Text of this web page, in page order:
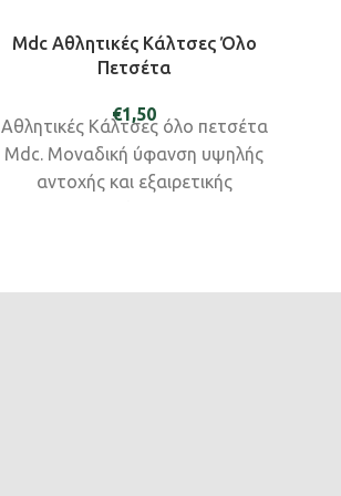
Mdc Αθλητικές Κάλτσες Όλο
Πετσέτα
€1,50
Αθλητικές Κάλτσες όλο πετσέτα
Mdc. Μοναδική ύφανση υψηλής
αντοχής και εξαιρετικής